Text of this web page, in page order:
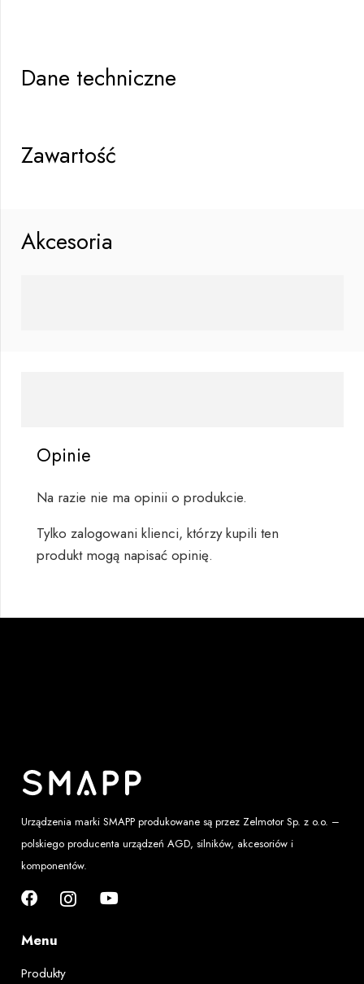
Dane techniczne
Zawartość
Akcesoria
Opinie
Na razie nie ma opinii o produkcie.
Tylko zalogowani klienci, którzy kupili ten
produkt mogą napisać opinię.
Urządzenia marki SMAPP produkowane są przez Zelmotor Sp. z o.o. –
polskiego producenta urządzeń AGD, silników, akcesoriów i
komponentów.
Menu
Produkty